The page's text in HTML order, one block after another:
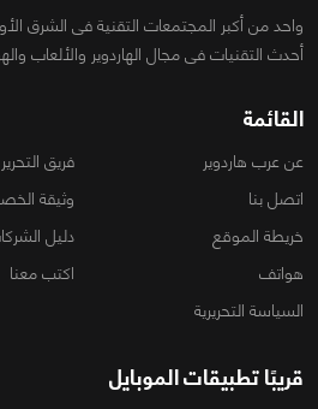
واحد من أكبر المجتمعات التقنية فى الشرق
أحدث التقنيات فى مجال الهاردوير والألعاب
القائمة
عن عرب هاردوير
فريق التحرير
اتصل بنا
وثيقة
خريطة الموقع
دليل
هواتف
اكتب معنا
السياسة التحريرية
قريبًا تطبيقات الموبايل